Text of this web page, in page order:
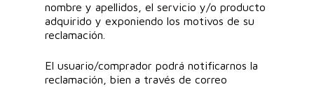
nombre y apellidos, el servicio y/o producto
adquirido y exponiendo los motivos de su
reclamación.
El usuario/comprador podrá notificarnos la
reclamación, bien a través de correo